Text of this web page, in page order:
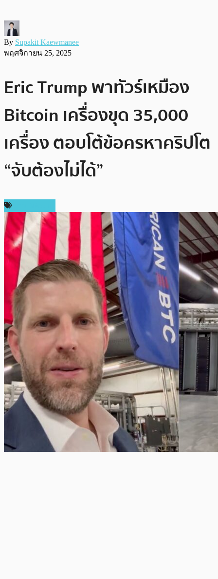
By Supakit Kaewmanee
พฤศจิกายน 25, 2025
Eric Trump พาทัวร์เหมือง
Bitcoin เครื่องขุด 35,000
เครื่อง ตอบโต้ข้อครหาคริปโต
“จับต้องไม่ได้”